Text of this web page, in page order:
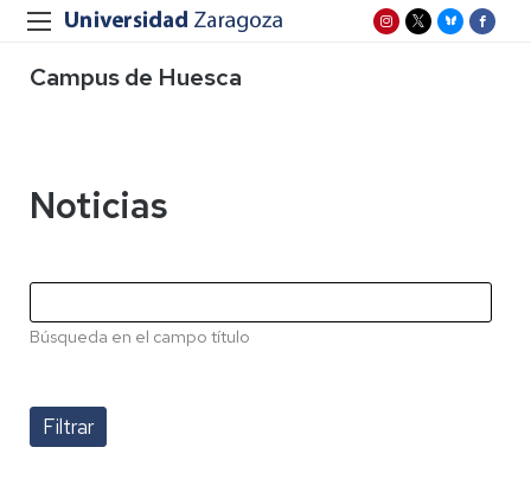
Campus de Huesca
Noticias
Búsqueda en el campo título